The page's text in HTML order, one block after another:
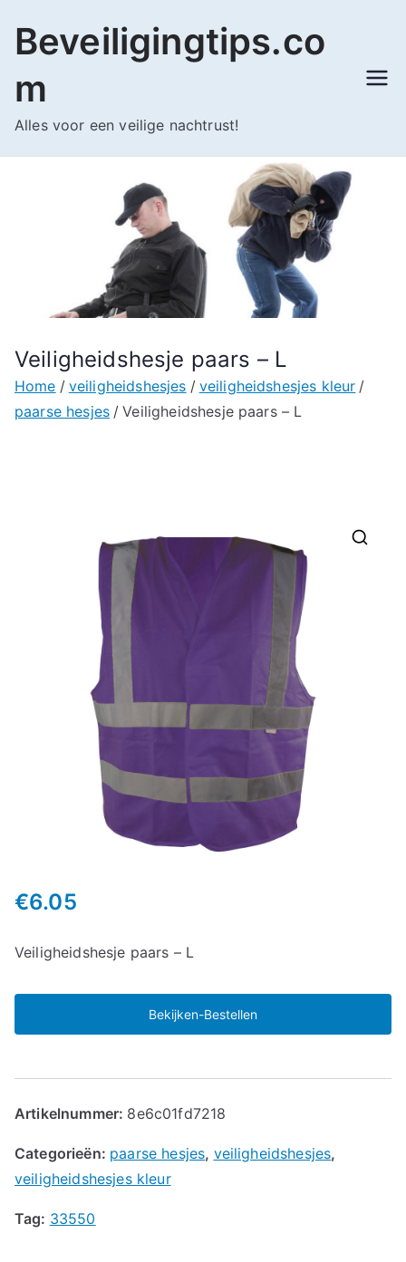
naar
inhoud
Beveiligingtips.co
m
Alles voor een veilige nachtrust!
Veiligheidshesje paars – L
Home veiligheidshesjes
veiligheidshesjes kleur
paarse hesjes
Veiligheidshesje paars – L
€6.05
Veiligheidshesje paars – L
Bekijken-Bestellen
Artikelnummer: 8e6c01fd7218
Categorieën: paarse hesjes, veiligheidshesjes,
veiligheidshesjes kleur
Tag: 33550